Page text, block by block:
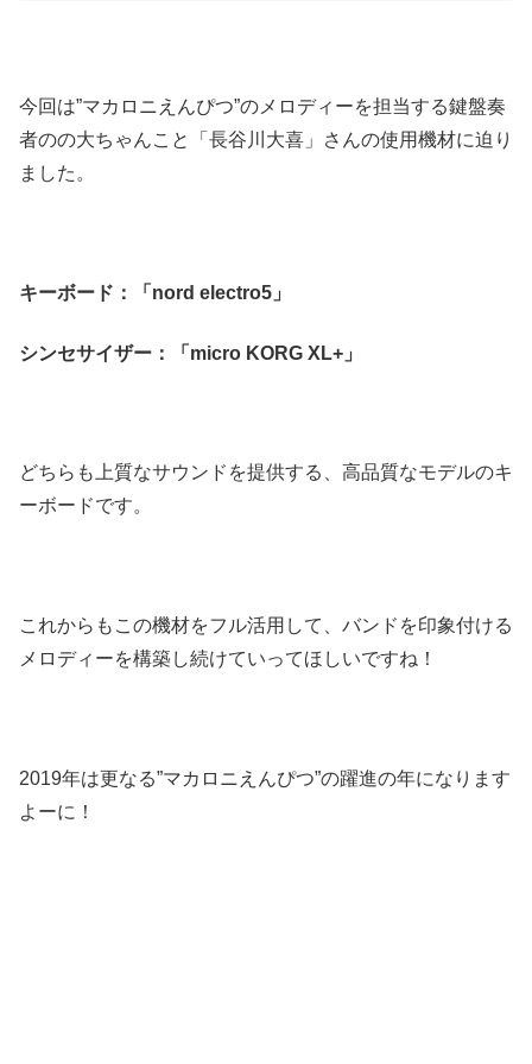
今回は”マカロニえんぴつ”のメロディーを担当する鍵盤奏
者のの大ちゃんこと「長谷川大喜」さんの使用機材に迫り
ました。
キーボード：「nord electro5」
シンセサイザー：「micro KORG XL+」
どちらも上質なサウンドを提供する、高品質なモデルのキ
ーボードです。
これからもこの機材をフル活用して、バンドを印象付ける
メロディーを構築し続けていってほしいですね！
2019年は更なる”マカロニえんぴつ”の躍進の年になります
よーに！